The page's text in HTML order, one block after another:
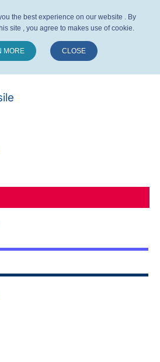
the best experience on our website . By
site , you agree to makes use of cookie.
MORE CLOSE